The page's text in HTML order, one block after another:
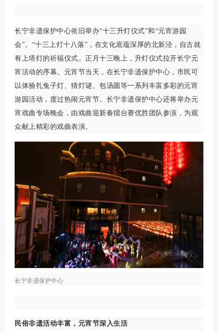
长宁非遗保护中心依旧举办“十三升灯仪式”和“元宵游园
会”。“十三上灯十八落”，在文化底蕴深厚的北新泾，自古就
有上塔灯的祈福仪式。正月十三晚上，升灯仪式拉开长宁元
宵活动的序幕。元宵节当天，在长宁非遗保护中心，市民可
以体验扎兔子灯、猜灯谜、包汤圆等一系列丰富多彩的元宵
游园活动，度过热闹元宵节。长宁非遗保护中心还将举办元
宵戏曲专场晚会，由戏曲迎新春擂台赛优胜团队参演，为观
众献上精彩的戏曲表演。
长宁非遗保护中心
民俗非遗活动丰富，元宵节深入生活